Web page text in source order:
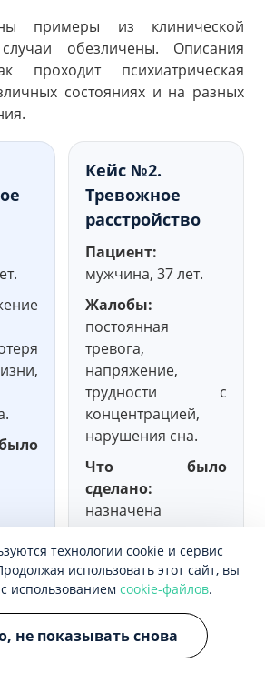
примеры из клинической
обезличены. Описания
проходит психиатрическая
состояниях и на разных
Кейс №2.
Тревожное
расстройство
Пациент:
мужчина, 37 лет.
Жалобы:
постоянная
тревога,
напряжение,
трудности с
концентрацией,
нарушения сна.
Что было
сделано:
назначена
терапия,
включающая
медикаментозное
лечение и
психотерапию.
технологии cookie и сервис
использовать этот сайт, вы
использованием cookie-файлов.
не показывать снова